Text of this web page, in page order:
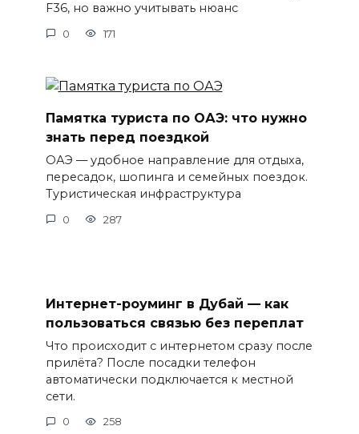
F36, но важно учитывать нюанс
0 171
Памятка туриста по ОАЭ: что нужно
знать перед поездкой
ОАЭ — удобное направление для отдыха,
пересадок, шопинга и семейных поездок.
Туристическая инфраструктура
0 287
Интернет-роуминг в Дубай — как
пользоваться связью без переплат
Что происходит с интернетом сразу после
прилёта? После посадки телефон
автоматически подключается к местной
сети.
0 258